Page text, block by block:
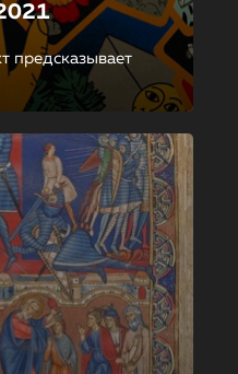
предсказывает